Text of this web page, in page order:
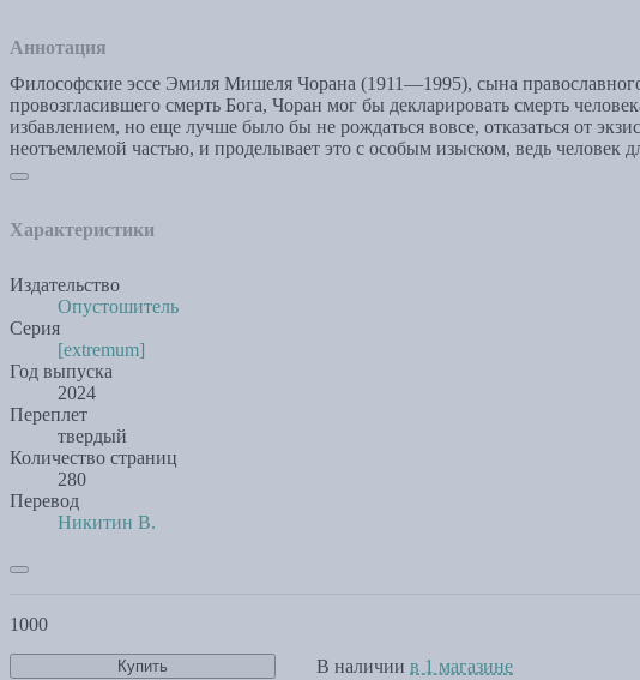
Аннотация
Философские эссе Эмиля Мишеля Чорана (1911—1995), сына
провозгласившего смерть Бога, Чоран мог бы декларировать смерть
избавлением, но еще лучше было бы не рождаться вовсе, отказаться от
неотъемлемой частью, и проделывает это с особым изыском, ведь
Характеристики
Издательство
Опустошитель
Серия
[extremum]
Год выпуска
2024
Переплет
твердый
Количество страниц
280
Перевод
Никитин В.
1000
Купить В наличии в 1 магазине